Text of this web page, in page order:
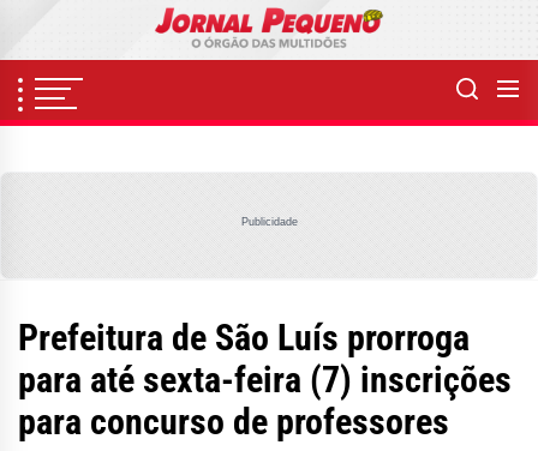
content
Publicidade
Prefeitura de São Luís prorroga
para até sexta-feira (7) inscrições
para concurso de professores